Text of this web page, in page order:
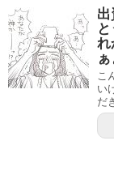
れ
こ
い
だ